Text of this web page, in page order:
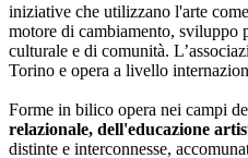
iniziative che utilizzano l'arte
motore di cambiamento, sviluppo
culturale e di comunità.
Torino e opera a livello
Forme in bilico opera nei campi
relazionale, dell'educazione
distinte e interconnesse,